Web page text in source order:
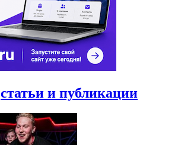
статьи и публикации